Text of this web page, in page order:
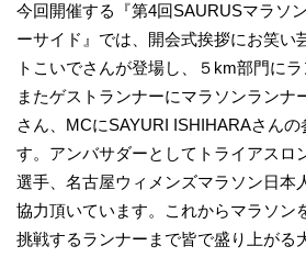
今回開催する『第4回SAURUSマラソ
ーサイド』では、開会式挨拶にお笑い
トこいでさんが登場し、５km部門にラ
またゲストランナーにマラソンランナ
さん、MCにSAYURI ISHIHARAさんの
す。アンバサダーとしてトライアスロ
選手、名古屋ウィメンズマラソン日本
協力頂いています。これからマラソン
挑戦するランナーまで皆で盛り上がる